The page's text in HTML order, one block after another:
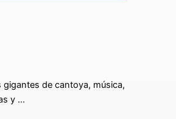
gigantes de cantoya, música,
y …